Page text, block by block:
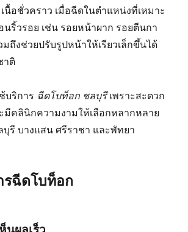
นื้อชั่วคราว เมื่อฉีดในตำแหน่งที่เหมาะ
นริ้วรอย เช่น รอยหน้าผาก รอยตีนกา
ถึงช่วยปรับรูปหน้าให้เรียวเล็กขึ้นได้
าติ
บริการ ฉีดโบท็อก ชลบุรีเพราะสะดวก
มีคลินิกความงามให้เลือกหลากหลาย
บุรี บางแสน ศรีราชา และพัทยา
ฉีดโบท็อก